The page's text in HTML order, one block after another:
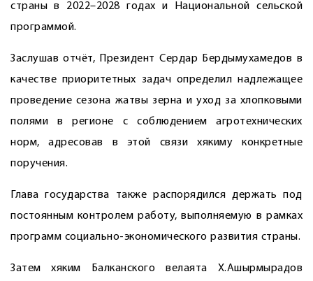
страны в 2022–2028 годах и Национальной сельской
программой.
Заслушав отчёт, Президент Сердар Бердымухамедов в
качестве приоритетных задач определил надлежащее
проведение сезона жатвы зерна и уход за хлопковыми
полями в регионе с соблюдением агротехнических
норм, адресовав в этой связи хякиму конкретные
поручения.
Глава государства также распорядился держать под
постоянным контролем работу, выполняемую в рамках
программ социально-экономического развития страны.
Затем хяким Балканского велаята Х.Ашырмырадов